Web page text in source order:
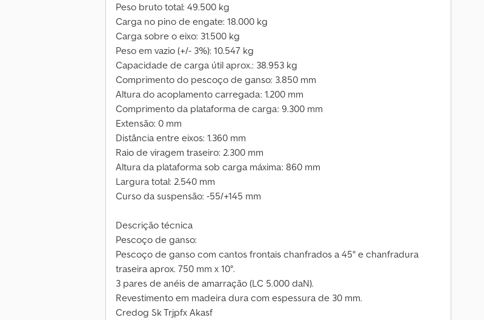
Peso bruto total: 49.500 kg
Carga no pino de engate: 18.000 kg
Carga sobre o eixo: 31.500 kg
Peso em vazio (+/- 3%): 10.547 kg
Capacidade de carga útil aprox.: 38.953 kg
Comprimento do pescoço de ganso: 3.850 mm
Altura do acoplamento carregada: 1.200 mm
Comprimento da plataforma de carga: 9.300 mm
Extensão: 0 mm
Distância entre eixos: 1.360 mm
Raio de viragem traseiro: 2.300 mm
Altura da plataforma sob carga máxima: 860 mm
Largura total: 2.540 mm
Curso da suspensão: -55/+145 mm
Descrição técnica
Pescoço de ganso:
Pescoço de ganso com cantos frontais chanfrados a 45° e chanfradura
traseira aprox. 750 mm x 10°.
3 pares de anéis de amarração (LC 5.000 daN).
Revestimento em madeira dura com espessura de 30 mm.
Credog Sk Trjpfx Akasf